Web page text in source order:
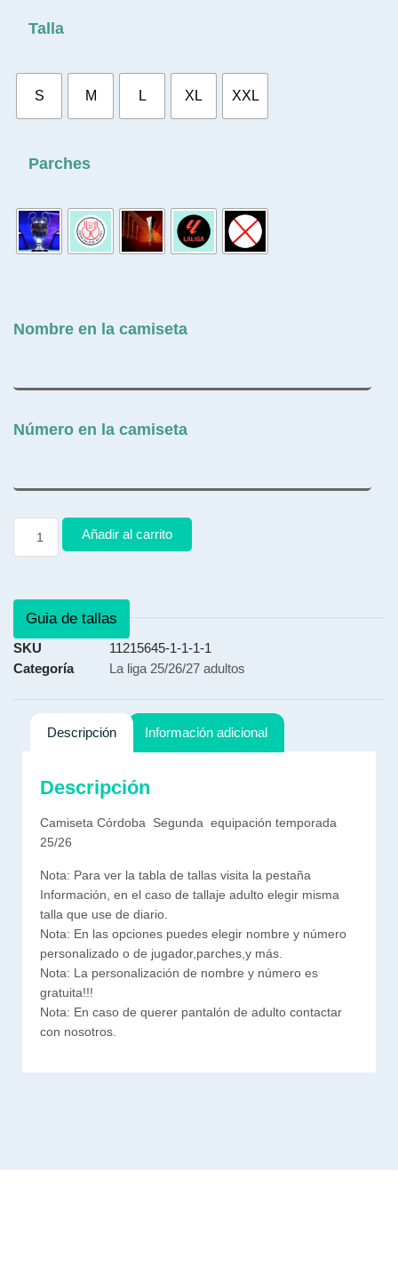
Talla
S M L XL XXL
Parches
Nombre en la camiseta
Número en la camiseta
Añadir al carrito
Guia de tallas
SKU
11215645-1-1-1-1
Categoría
La liga 25/26/27 adultos
Descripción Información adicional
Descripción
Camiseta Córdoba Segunda equipación temporada
25/26
Nota: Para ver la tabla de tallas visita la pestaña
Información, en el caso de tallaje adulto elegir misma
talla que use de diario.
Nota: En las opciones puedes elegir nombre y número
personalizado o de jugador,parches,y más.
Nota: La personalización de nombre y número es
gratuita!!!
Nota: En caso de querer pantalón de adulto contactar
con nosotros.